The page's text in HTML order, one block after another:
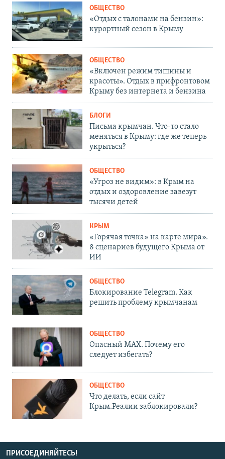
ОБЩЕСТВО
«Отдых с талонами на бензин»:
курортный сезон в Крыму
ОБЩЕСТВО
«Включен режим тишины и
красоты». Отдых в прифронтовом
Крыму без интернета и бензина
БЛОГИ
Письма крымчан. Что-то стало
меняться в Крыму: где же теперь
укрыться?
ОБЩЕСТВО
«Угроз не видим»: в Крым на
отдых и оздоровление завезут
тысячи детей
КРЫМ
«Горячая точка» на карте мира».
8 сценариев будущего Крыма от
ИИ
ОБЩЕСТВО
Блокирование Telegram. Как
решить проблему крымчанам
ОБЩЕСТВО
Опасный MAX. Почему его
следует избегать?
ОБЩЕСТВО
Что делать, если сайт
Крым.Реалии заблокировали?
ПРИСОЕДИНЯЙТЕСЬ!